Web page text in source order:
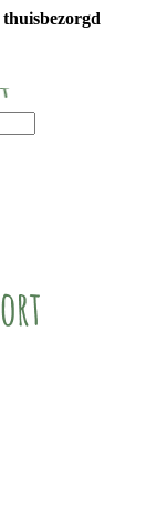
thuisbezorgd